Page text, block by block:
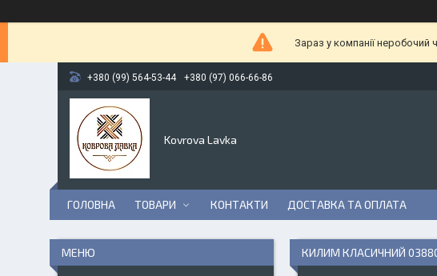
Зараз у компанії неробочий
+380 (99) 564-53-44 +380 (97) 066-66-86
Kovrova Lavka
ГОЛОВНА ТОВАРИ КОНТАКТИ ДОСТАВКА ТА ОПЛАТА
КИЛИМ КЛАСИЧНИЙ